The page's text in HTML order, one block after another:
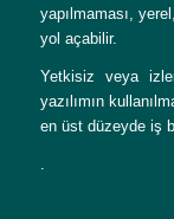
yapılmaması,
yol açabilir.
Yetkisiz veya
yazılımın
en üst düzeyde iş
.